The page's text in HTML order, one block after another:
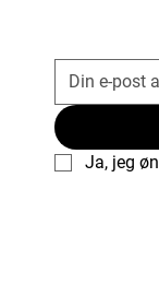
Ja, jeg